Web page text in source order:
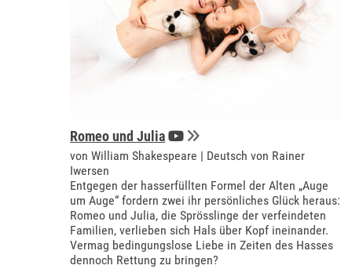
Romeo und Julia
von William Shakespeare | Deutsch von Rainer
Iwersen
Entgegen der hasserfüllten Formel der Alten „Auge
um Auge“ fordern zwei ihr persönliches Glück heraus:
Romeo und Julia, die Sprösslinge der verfeindeten
Familien, verlieben sich Hals über Kopf ineinander.
Vermag bedingungslose Liebe in Zeiten des Hasses
dennoch Rettung zu bringen?